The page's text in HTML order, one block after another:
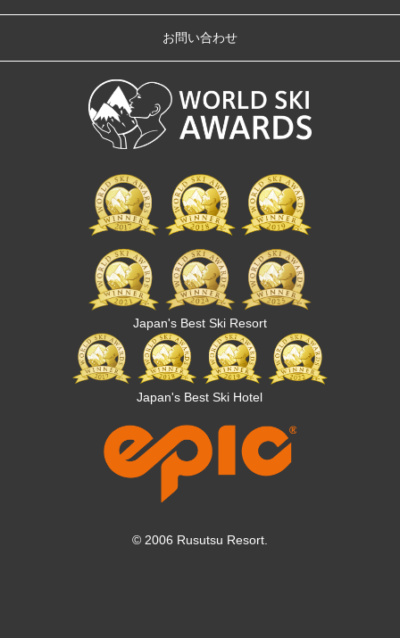
Japan's Best Ski Resort
Japan's Best Ski Hotel
お問い合わせ
© 2006 Rusutsu Resort.